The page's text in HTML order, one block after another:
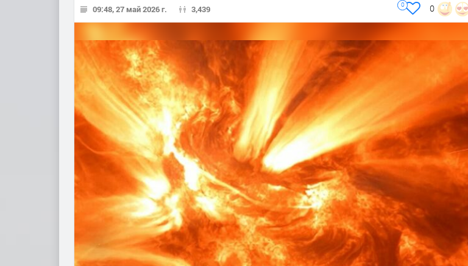
09:48, 27 май 2026 г. 3,439 0
0